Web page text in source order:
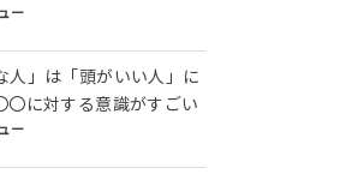
ー
人」は「頭がいい人」に
〇に対する意識がすごい
ー